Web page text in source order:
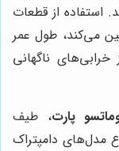
استفاده از قطعات
می‌کند، طول عمر
ناگهانی
پارت، طیف
مدل‌های دامپتراک